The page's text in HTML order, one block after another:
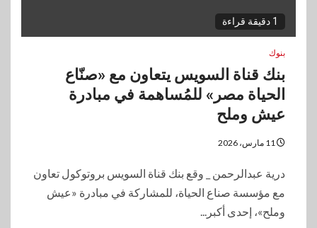
1 دقيقة قراءة
بنوك
بنك قناة السويس يتعاون مع «صنّاع
الحياة مصر» للمُساهمة في مبادرة
عيش وملح
درية عبدالرحمن _ وقع بنك قناة السويس بروتوكول تعاون
مع مؤسسة صناع الحياة، للمشاركة في مبادرة «عيش
وملح»، إحدى أكبر...